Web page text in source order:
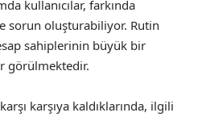
kullanıcılar, farkında
sorun oluşturabiliyor. Rutin
sahiplerinin büyük bir
görülmektedir.
karşıya kaldıklarında, ilgili